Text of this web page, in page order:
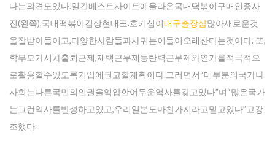
다는의견도있다.일간베스트사이트에올라온국대떡볶이구매인증사
진(왼쪽),국대떡볶이김상현대표.호기심이대구 출장샵많아새로운것
을잘받아들이고,다양한사람들과사귀는이들이오래산다는것이다. 또,
학부모가시차출퇴근제,재택근무제등탄력근무제와연가를적극적으
로활용할수있도록기업에권고할계획이다.그러면서“대부분의국가나
사회는다른국민의인권을억압한어두운역사를갖고있다”며“많은국가
는그런역사를반성하고있고,우리일본도마찬가지라고믿고있다”고강
조했다.